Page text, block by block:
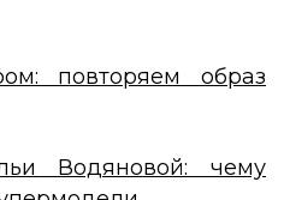
повторяем образ
Водяновой: чему